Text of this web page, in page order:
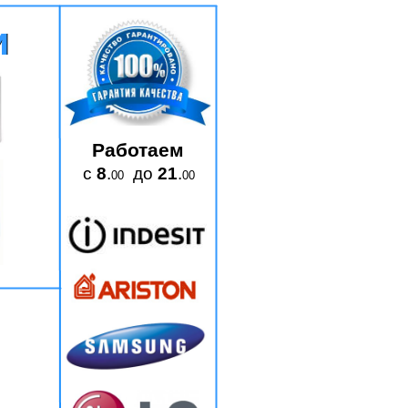
Работаем
с 8.00до 21.00